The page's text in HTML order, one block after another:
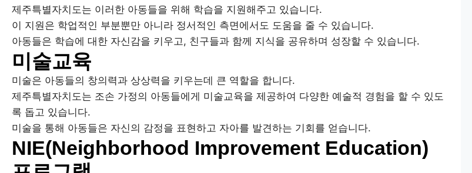
제주특별자치도는 이러한 아동들을 위해 학습을 지원해주고 있습니다.
이 지원은 학업적인 부분뿐만 아니라 정서적인 측면에서도 도움을 줄 수 있습니다.
아동들은 학습에 대한 자신감을 키우고, 친구들과 함께 지식을 공유하며 성장할 수 있습니다.
미술교육
미술은 아동들의 창의력과 상상력을 키우는데 큰 역할을 합니다.
제주특별자치도는 조손 가정의 아동들에게 미술교육을 제공하여 다양한 예술적 경험을 할 수 있도
록 돕고 있습니다.
미술을 통해 아동들은 자신의 감정을 표현하고 자아를 발견하는 기회를 얻습니다.
NIE(Neighborhood Improvement Education)